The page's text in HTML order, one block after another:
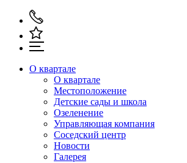
О квартале
О квартале
Местоположение
Детские сады и школа
Озеленение
Управляющая компания
Соседский центр
Новости
Галерея